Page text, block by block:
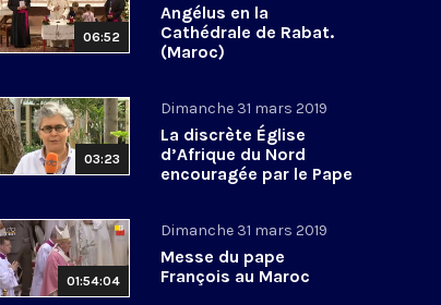
06:52
Angélus en la
Cathédrale de Rabat.
(Maroc)
03:23
Dimanche 31 mars 2019
La discrète Église
d’Afrique du Nord
encouragée par le Pape
01:54:04
Dimanche 31 mars 2019
Messe du pape
François au Maroc